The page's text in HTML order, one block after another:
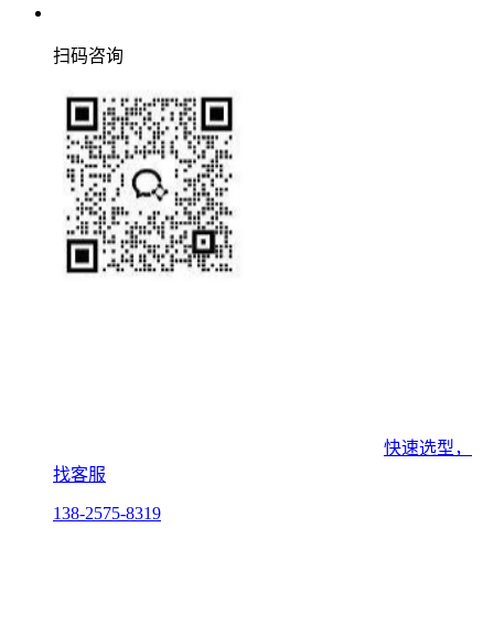
扫码咨询
快速选型，
找客服
138-2575-8319